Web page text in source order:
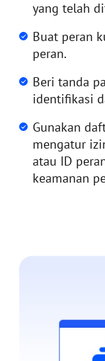
yang telah
Buat peran
peran.
Beri tanda
identifikasi
Gunakan
mengatur
atau ID
keamanan